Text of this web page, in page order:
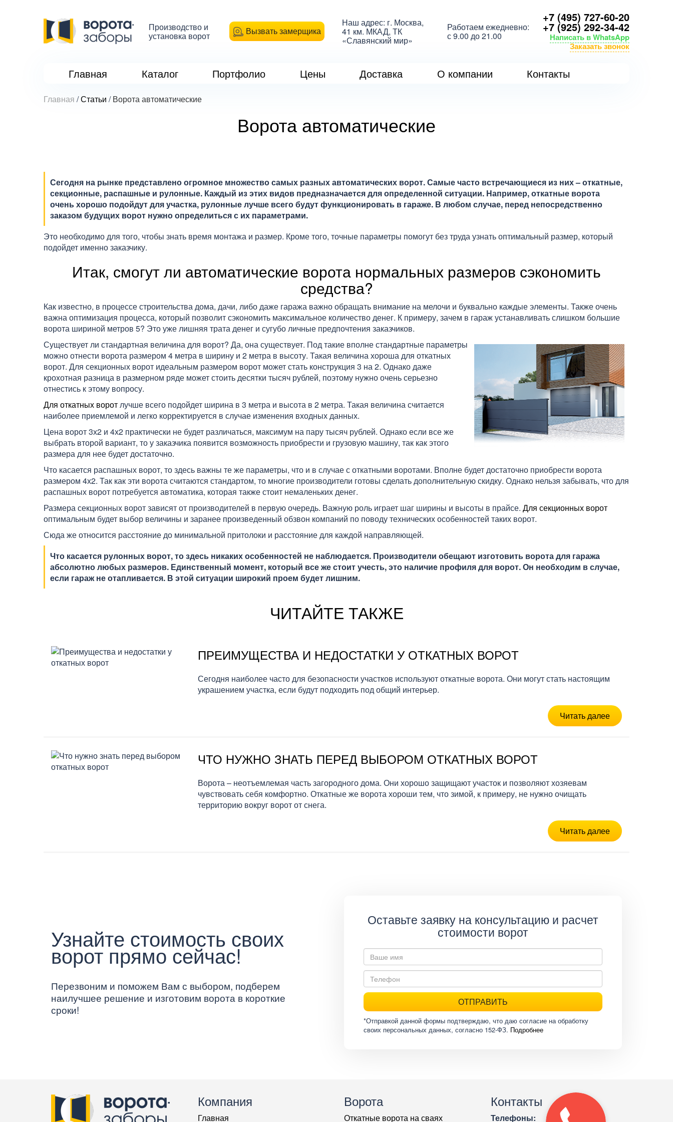
Производство и
установка ворот Вызвать замерщика
Наш адрес: г. Москва,
41 км. МКАД, ТК
«Славянский мир»
Работаем ежедневно:
с 9.00 до 21.00
+7 (495) 727-60-20
+7 (925) 292-34-42
Написать в WhatsApp
Заказать звонок
Главная Каталог Портфолио Цены Доставка О компании Контакты
Главная /Статьи /Ворота автоматические
Ворота автоматические
Сегодня на рынке представлено огромное множество самых разных автоматических ворот. Самые часто встречающиеся из них – откатные,
секционные, распашные и рулонные. Каждый из этих видов предназначается для определенной ситуации. Например, откатные ворота
очень хорошо подойдут для участка, рулонные лучше всего будут функционировать в гараже. В любом случае, перед непосредственно
заказом будущих ворот нужно определиться с их параметрами.
Это необходимо для того, чтобы знать время монтажа и размер. Кроме того, точные параметры помогут без труда узнать оптимальный размер, который
подойдет именно заказчику.
Итак, смогут ли автоматические ворота нормальных размеров сэкономить
средства?
Как известно, в процессе строительства дома, дачи, либо даже гаража важно обращать внимание на мелочи и буквально каждые элементы. Также очень
важна оптимизация процесса, который позволит сэкономить максимальное количество денег. К примеру, зачем в гараж устанавливать слишком большие
ворота шириной метров 5? Это уже лишняя трата денег и сугубо личные предпочтения заказчиков.
Существует ли стандартная величина для ворот? Да, она существует. Под такие вполне стандартные параметры
можно отнести ворота размером 4 метра в ширину и 2 метра в высоту. Такая величина хороша для откатных
ворот. Для секционных ворот идеальным размером ворот может стать конструкция 3 на 2. Однако даже
крохотная разница в размерном ряде может стоить десятки тысяч рублей, поэтому нужно очень серьезно
отнестись к этому вопросу.
Для откатных воротлучше всего подойдет ширина в 3 метра и высота в 2 метра. Такая величина считается
наиболее приемлемой и легко корректируется в случае изменения входных данных.
Цена ворот 3х2 и 4х2 практически не будет различаться, максимум на пару тысяч рублей. Однако если все же
выбрать второй вариант, то у заказчика появится возможность приобрести и грузовую машину, так как этого
размера для нее будет достаточно.
Что касается распашных ворот, то здесь важны те же параметры, что и в случае с откатными воротами. Вполне будет достаточно приобрести ворота
размером 4х2. Так как эти ворота считаются стандартом, то многие производители готовы сделать дополнительную скидку. Однако нельзя забывать, что для
распашных ворот потребуется автоматика, которая также стоит немаленьких денег.
Размера секционных ворот зависят от производителей в первую очередь. Важную роль играет шаг ширины и высоты в прайсе. Для секционных ворот
оптимальным будет выбор величины и заранее произведенный обзвон компаний по поводу технических особенностей таких ворот.
Сюда же относится расстояние до минимальной притолоки и расстояние для каждой направляющей.
Что касается рулонных ворот, то здесь никаких особенностей не наблюдается. Производители обещают изготовить ворота для гаража
абсолютно любых размеров. Единственный момент, который все же стоит учесть, это наличие профиля для ворот. Он необходим в случае,
если гараж не отапливается. В этой ситуации широкий проем будет лишним.
ЧИТАЙТЕ ТАКЖЕ
ПРЕИМУЩЕСТВА И НЕДОСТАТКИ У ОТКАТНЫХ ВОРОТ
Сегодня наиболее часто для безопасности участков используют откатные ворота. Они могут стать настоящим
украшением участка, если будут подходить под общий интерьер.
Читать далее
ЧТО НУЖНО ЗНАТЬ ПЕРЕД ВЫБОРОМ ОТКАТНЫХ ВОРОТ
Ворота – неотъемлемая часть загородного дома. Они хорошо защищают участок и позволяют хозяевам
чувствовать себя комфортно. Откатные же ворота хороши тем, что зимой, к примеру, не нужно очищать
территорию вокруг ворот от снега.
Читать далее
Узнайте стоимость своих
ворот прямо сейчас!
Перезвоним и поможем Вам с выбором, подберем
наилучшее решение и изготовим ворота в короткие
сроки!
Оставьте заявку на консультацию и расчет
стоимости ворот
ОТПРАВИТЬ
*Отправкой данной формы подтверждаю, что даю согласие на обработку
своих персональных данных, согласно 152-ФЗ. Подробнее
Компания
Главная
Ворота
Откатные ворота на сваях
Контакты
Телефоны: